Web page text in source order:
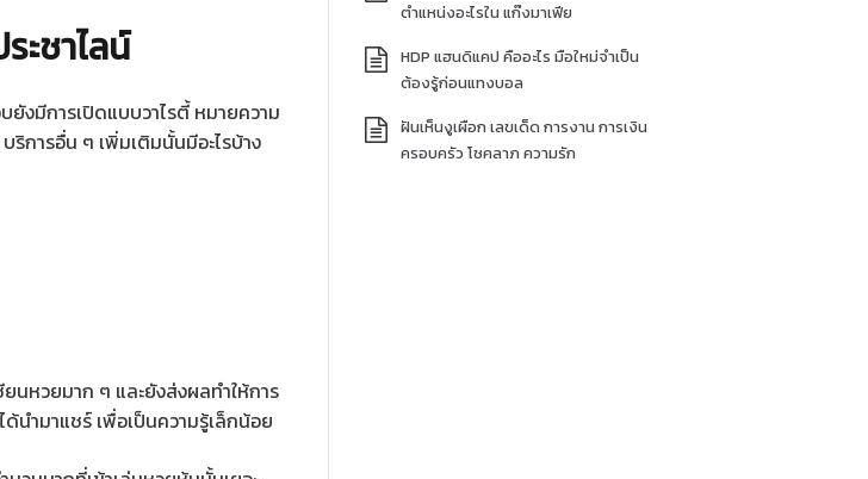
ะชาไลน์
ยังมีการเปิดแบบวาไรตี้ หมายความ
ริการอื่น ๆ เพิ่มเติมนั้นมีอะไรบ้าง
ยนหวยมาก ๆ และยังส่งผลทำให้การ
นำมาแชร์ เพื่อเป็นความรู้เล็กน้อย
ตำแหน่งอะไรใน แก๊งมาเฟีย
HDP แฮนดิแคป คืออะไร มือใหม่จำเป็น
ต้องรู้ก่อนแทงบอล
ฝันเห็นงูเผือก เลขเด็ด การงาน การเงิน
ครอบครัว โชคลาภ ความรัก